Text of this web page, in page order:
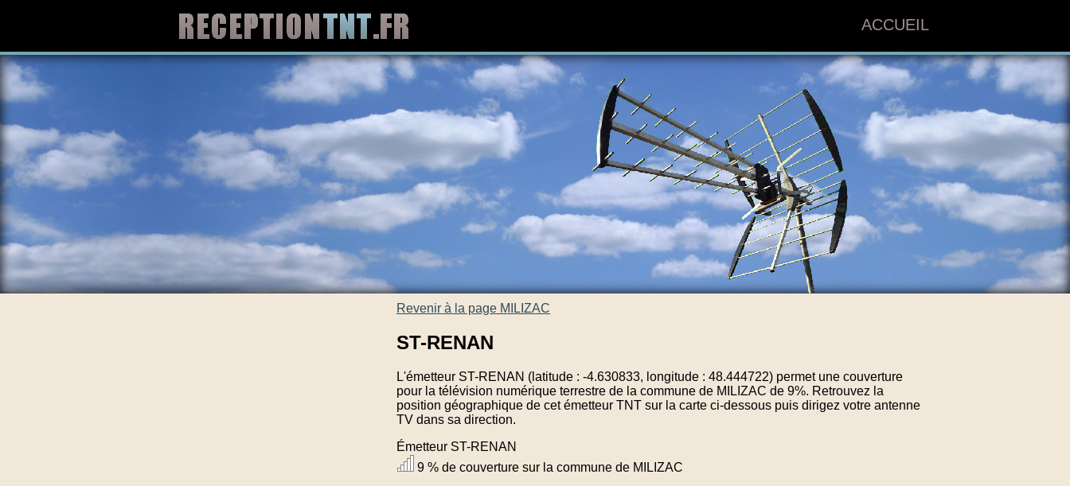
ACCUEIL
Revenir à la page MILIZAC
ST-RENAN
L'émetteur ST-RENAN (latitude : -4.630833, longitude : 48.444722) permet une couverture
pour la télévision numérique terrestre de la commune de MILIZAC de 9%. Retrouvez la
position géographique de cet émetteur TNT sur la carte ci-dessous puis dirigez votre antenne
TV dans sa direction.
Émetteur ST-RENAN
9 % de couverture sur la commune de MILIZAC